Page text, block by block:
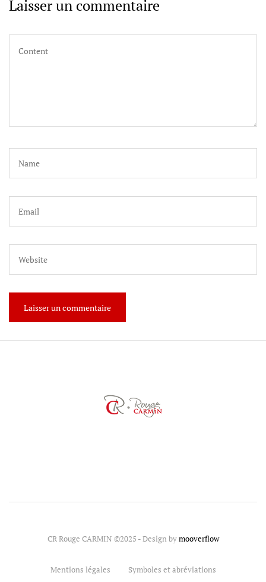
Laisser un commentaire
CR Rouge CARMIN ©2025 - Design bymooverflow
Mentions légales Symboles et abréviations